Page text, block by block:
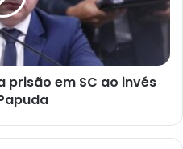
prisão em SC ao invés